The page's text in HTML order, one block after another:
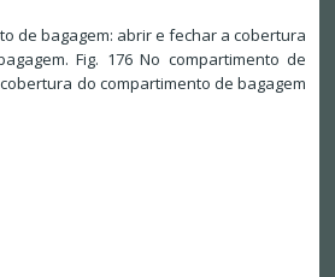
de bagagem: abrir e fechar a cobertura
Fig. 176 No compartimento de
do compartimento de bagagem